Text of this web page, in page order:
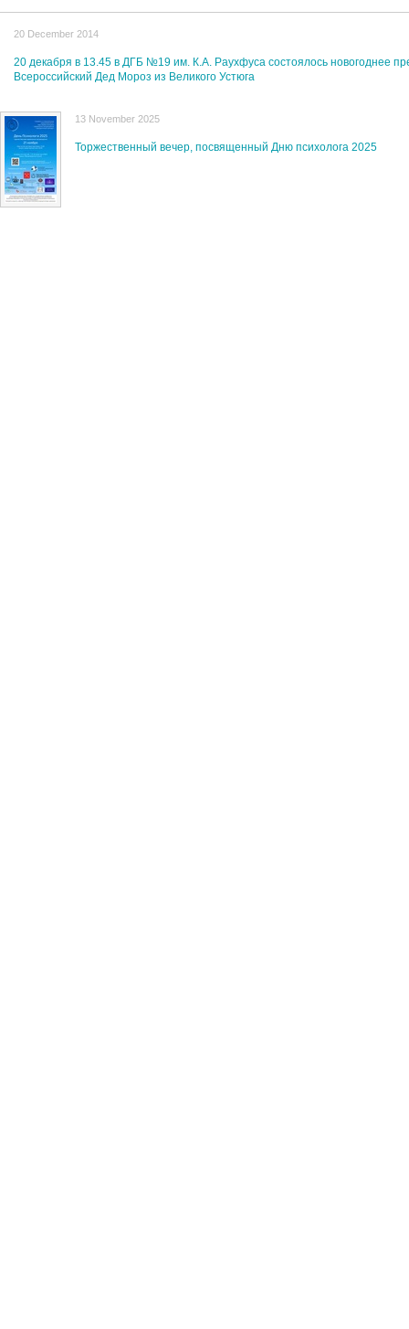
20 December 2014
20 декабря в 13.45 в ДГБ №19 им. К.А. Раухфуса состоялось новогоднее
Всероссийский Дед Мороз из Великого Устюга
13 November 2025
Торжественный вечер, посвященный Дню психолога 2025